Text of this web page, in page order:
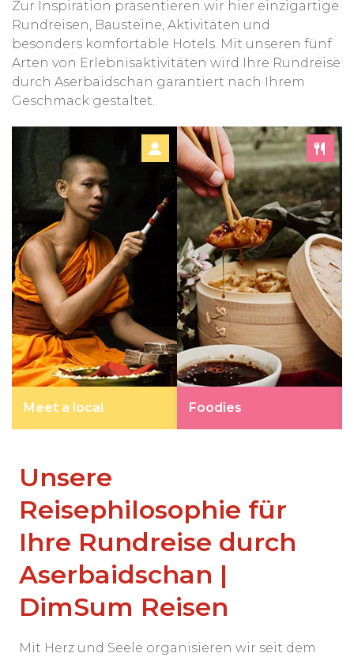
Zur Inspiration präsentieren wir hier einzigartige
Rundreisen, Bausteine, Aktivitäten und
besonders komfortable Hotels. Mit unseren fünf
Arten von Erlebnisaktivitäten wird Ihre Rundreise
durch Aserbaidschan garantiert nach Ihrem
Geschmack gestaltet.
Meet a local Foodies
Unsere
Reisephilosophie für
Ihre Rundreise durch
Aserbaidschan |
DimSum Reisen
Mit Herz und Seele organisieren wir seit dem